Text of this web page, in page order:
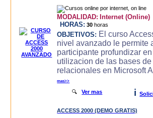
MODALIDAD: Internet (Online)
HORAS: 30 horas
OBJETIVOS: El curso
nivel avanzado le permite
participante profundizar
utilizacion de las bases de
relacionales en Microsoft
mas>>
🔍Ver mas i
ACCESS 2000 (DEMO GRATIS)